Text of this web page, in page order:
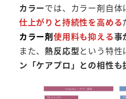
カラーでは、カラー剤自体
仕上がりと持続性を高める
カラー剤使用料も抑える事
また、熱反応型という特性
ン「ケアプロ」との相性も